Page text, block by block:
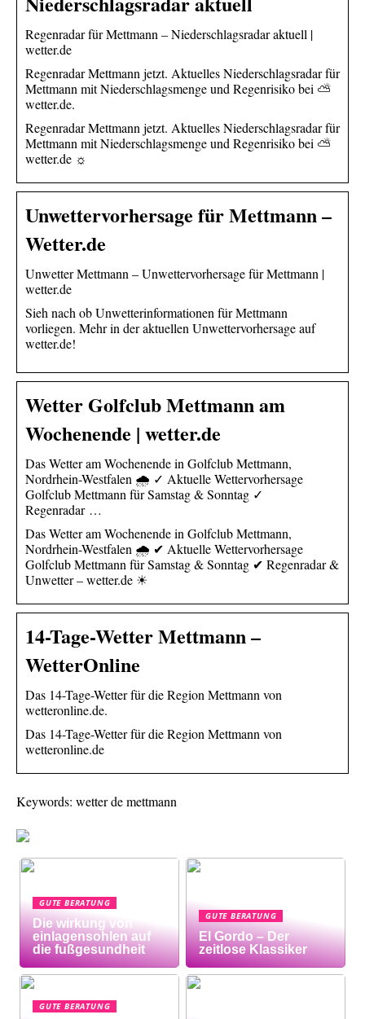
Regenradar für Mettmann – Niederschlagsradar aktuell |
wetter.de
Regenradar Mettmann jetzt. Aktuelles Niederschlagsradar für
Mettmann mit Niederschlagsmenge und Regenrisiko bei ⛅
wetter.de.
Regenradar Mettmann jetzt. Aktuelles Niederschlagsradar für
Mettmann mit Niederschlagsmenge und Regenrisiko bei ⛅
wetter.de ☼
Unwettervorhersage für Mettmann –
Wetter.de
Unwetter Mettmann – Unwettervorhersage für Mettmann |
wetter.de
Sieh nach ob Unwetterinformationen für Mettmann
vorliegen. Mehr in der aktuellen Unwettervorhersage auf
wetter.de!
Wetter Golfclub Mettmann am
Wochenende | wetter.de
Das Wetter am Wochenende in Golfclub Mettmann,
Nordrhein-Westfalen 🌧️ ✓ Aktuelle Wettervorhersage
Golfclub Mettmann für Samstag & Sonntag ✓
Regenradar …
Das Wetter am Wochenende in Golfclub Mettmann,
Nordrhein-Westfalen 🌧️ ✔ Aktuelle Wettervorhersage
Golfclub Mettmann für Samstag & Sonntag ✔ Regenradar &
Unwetter – wetter.de ☀
14-Tage-Wetter Mettmann –
WetterOnline
Das 14-Tage-Wetter für die Region Mettmann von
wetteronline.de.
Das 14-Tage-Wetter für die Region Mettmann von
wetteronline.de
Keywords: wetter de mettmann
GUTE BERATUNG
Die wirkung von
einlagensohlen auf
die fußgesundheit
GUTE BERATUNG
El Gordo – Der
zeitlose Klassiker
GUTE BERATUNG